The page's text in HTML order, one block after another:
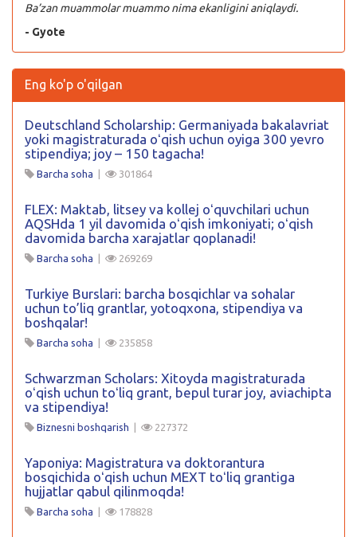
Ba’zan muammolar muammo nima ekanligini aniqlaydi.
- Gyote
Eng ko'p o'qilgan
Deutschland Scholarship: Germaniyada bakalavriat
yoki magistraturada oʻqish uchun oyiga 300 yevro
stipendiya; joy – 150 tagacha!
Barcha soha | 301864
FLEX: Maktab, litsey va kollej oʻquvchilari uchun
AQSHda 1 yil davomida oʻqish imkoniyati; oʻqish
davomida barcha xarajatlar qoplanadi!
Barcha soha | 269269
Turkiye Burslari: barcha bosqichlar va sohalar
uchun to’liq grantlar, yotoqxona, stipendiya va
boshqalar!
Barcha soha | 235858
Schwarzman Scholars: Xitoyda magistraturada
oʻqish uchun toʻliq grant, bepul turar joy, aviachipta
va stipendiya!
Biznesni boshqarish | 227372
Yaponiya: Magistratura va doktorantura
bosqichida oʻqish uchun MEXT toʻliq grantiga
hujjatlar qabul qilinmoqda!
Barcha soha | 178828